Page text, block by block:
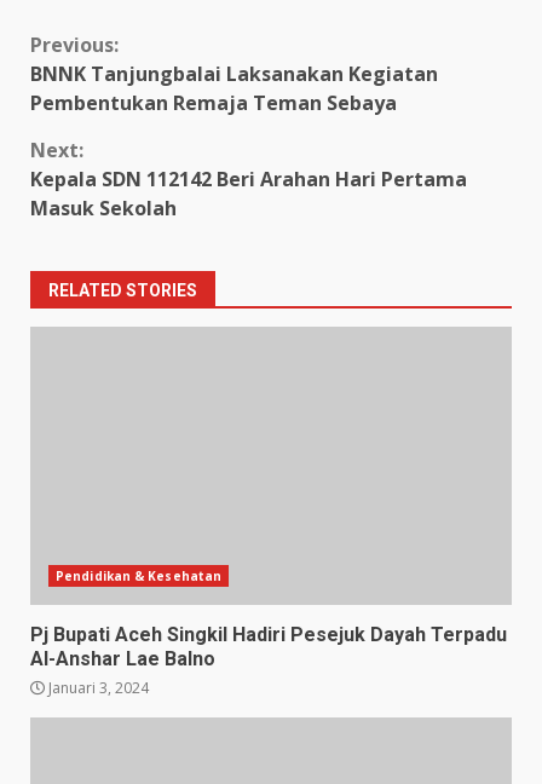
Continue
Reading
Previous:
BNNK Tanjungbalai Laksanakan Kegiatan
Pembentukan Remaja Teman Sebaya
Next:
Kepala SDN 112142 Beri Arahan Hari Pertama
Masuk Sekolah
RELATED STORIES
Pendidikan & Kesehatan
Pj Bupati Aceh Singkil Hadiri Pesejuk Dayah Terpadu
Al-Anshar Lae Balno
Januari 3, 2024